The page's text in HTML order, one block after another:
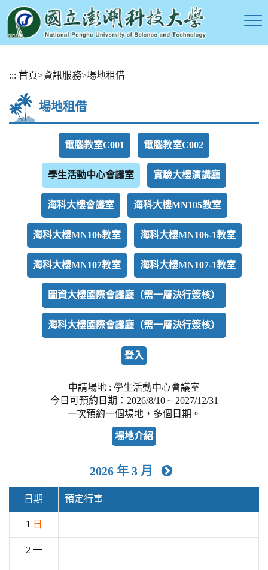
::: 首頁>資訊服務>場地租借
場地租借
電腦教室C001 電腦教室C002
學生活動中心會議室 實驗大樓演講廳
海科大樓會議室 海科大樓MN105教室
海科大樓MN106教室 海科大樓MN106-1教室
海科大樓MN107教室 海科大樓MN107-1教室
圖資大樓國際會議廳（需一層決行簽核）
海科大樓國際會議廳（需一層決行簽核）
登入
申請場地 : 學生活動中心會議室
今日可預約日期：2026/8/10 ~ 2027/12/31
一次預約一個場地，多個日期。
場地介紹
2026 年 3 月
前
往
個
日期 預定行事
1 日
2 一